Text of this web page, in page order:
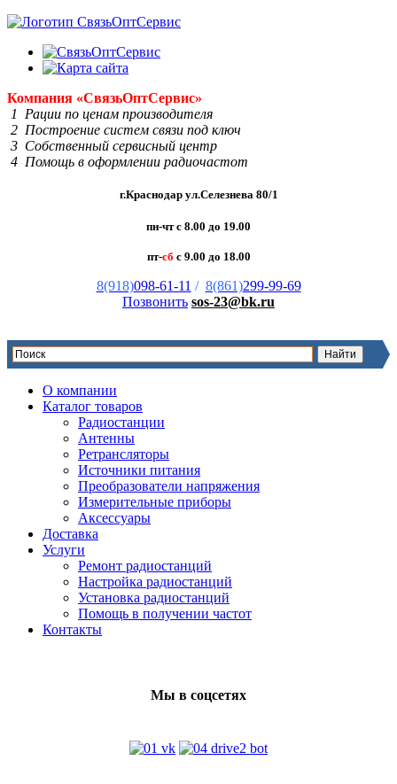
Компания «СвязьОптСервис»
1 Рации по ценам производителя
2 Построение систем связи под ключ
3 Собственный сервисный центр
4 Помощь в оформлении радиочастот
г.Краснодар ул.Селезнева 80/1
пн-чт с 8.00 до 19.00
пт-сб с 9.00 до 18.00
8(918)098-61-11 / 8(861)299-99-69
Позвонить sos-23@bk.ru
О компании
Каталог товаров
Радиостанции
Антенны
Ретрансляторы
Источники питания
Преобразователи напряжения
Измерительные приборы
Аксессуары
Доставка
Услуги
Ремонт радиостанций
Настройка радиостанций
Установка радиостанций
Помощь в получении частот
Контакты
Мы в соцсетях